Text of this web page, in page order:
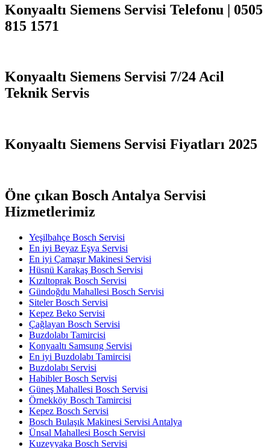
Konyaaltı Siemens Servisi Telefonu | 0505
815 1571
Konyaaltı Siemens Servisi 7/24 Acil
Teknik Servis
Konyaaltı Siemens Servisi Fiyatları 2025
Öne çıkan Bosch Antalya Servisi
Hizmetlerimiz
Yeşilbahçe Bosch Servisi
En iyi Beyaz Eşya Servisi
En iyi Çamaşır Makinesi Servisi
Hüsnü Karakaş Bosch Servisi
Kızıltoprak Bosch Servisi
Gündoğdu Mahallesi Bosch Servisi
Siteler Bosch Servisi
Kepez Beko Servisi
Çağlayan Bosch Servisi
Buzdolabı Tamircisi
Konyaaltı Samsung Servisi
En iyi Buzdolabı Tamircisi
Buzdolabı Servisi
Habibler Bosch Servisi
Güneş Mahallesi Bosch Servisi
Örnekköy Bosch Tamircisi
Kepez Bosch Servisi
Bosch Bulaşık Makinesi Servisi Antalya
Ünsal Mahallesi Bosch Servisi
Kuzeyyaka Bosch Servisi